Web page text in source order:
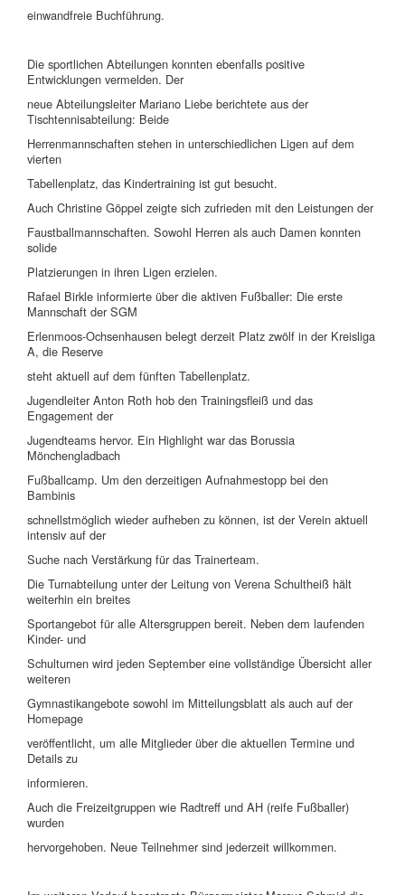
einwandfreie Buchführung.
Die sportlichen Abteilungen konnten ebenfalls positive
Entwicklungen vermelden. Der
neue Abteilungsleiter Mariano Liebe berichtete aus der
Tischtennisabteilung: Beide
Herrenmannschaften stehen in unterschiedlichen Ligen auf dem
vierten
Tabellenplatz, das Kindertraining ist gut besucht.
Auch Christine Göppel zeigte sich zufrieden mit den Leistungen der
Faustballmannschaften. Sowohl Herren als auch Damen konnten
solide
Platzierungen in ihren Ligen erzielen.
Rafael Birkle informierte über die aktiven Fußballer: Die erste
Mannschaft der SGM
Erlenmoos-Ochsenhausen belegt derzeit Platz zwölf in der Kreisliga
A, die Reserve
steht aktuell auf dem fünften Tabellenplatz.
Jugendleiter Anton Roth hob den Trainingsfleiß und das
Engagement der
Jugendteams hervor. Ein Highlight war das Borussia
Mönchengladbach
Fußballcamp. Um den derzeitigen Aufnahmestopp bei den
Bambinis
schnellstmöglich wieder aufheben zu können, ist der Verein aktuell
intensiv auf der
Suche nach Verstärkung für das Trainerteam.
Die Turnabteilung unter der Leitung von Verena Schultheiß hält
weiterhin ein breites
Sportangebot für alle Altersgruppen bereit. Neben dem laufenden
Kinder- und
Schulturnen wird jeden September eine vollständige Übersicht aller
weiteren
Gymnastikangebote sowohl im Mitteilungsblatt als auch auf der
Homepage
veröffentlicht, um alle Mitglieder über die aktuellen Termine und
Details zu
informieren.
Auch die Freizeitgruppen wie Radtreff und AH (reife Fußballer)
wurden
hervorgehoben. Neue Teilnehmer sind jederzeit willkommen.